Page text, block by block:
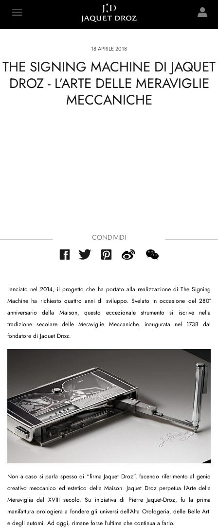
content
Jaquet Droz
18 APRILE 2018
THE SIGNING MACHINE DI JAQUET
DROZ - L’ARTE DELLE MERAVIGLIE
MECCANICHE
CONDIVIDI
Lanciato nel 2014, il progetto che ha portato alla realizzazione di The Signing
Machine ha richiesto quattro anni di sviluppo. Svelato in occasione del 280°
anniversario della Maison, questo eccezionale strumento si iscrive nella
tradizione secolare delle Meraviglie Meccaniche, inaugurata nel 1738 dal
fondatore di Jaquet Droz.
Non a caso si parla spesso di “firma Jaquet Droz”, facendo riferimento al genio
creativo meccanico ed estetico della Maison. Jaquet Droz perpetua l’Arte della
Meraviglia dal XVIII secolo. Su iniziativa di Pierre Jaquet-Droz, fu la prima
manifattura orologiera a fondere gli universi dell’Alta Orologeria, delle Belle Arti
e degli automi. Ad oggi, rimane forse l’ultima che continua a farlo.